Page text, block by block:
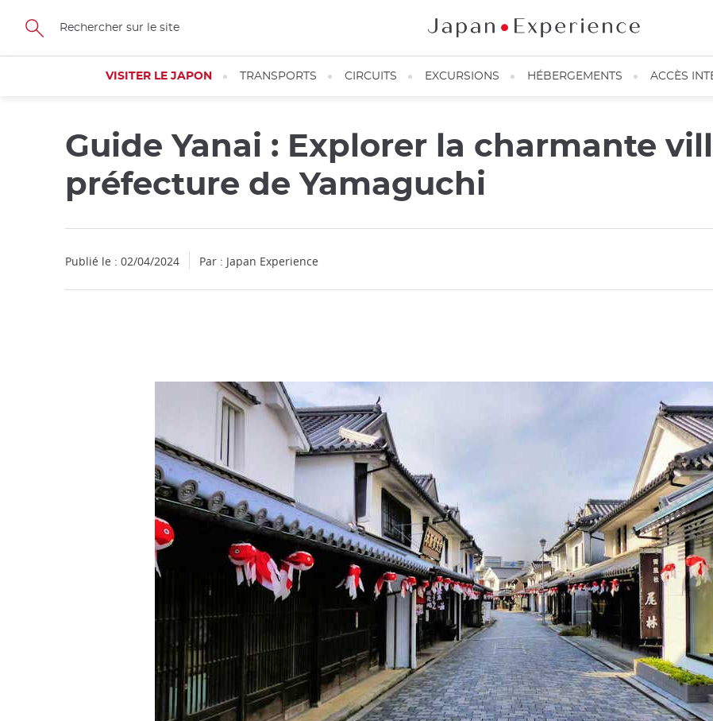
Skip
main
VISITER LE JAPON TRANSPORTS CIRCUITS EXCURSIONS HÉBERGEMENTS ACCÈS
Guide Yanai : Explorer la charmante
préfecture de Yamaguchi
Publié le : 02/04/2024 Par : Japan Experience